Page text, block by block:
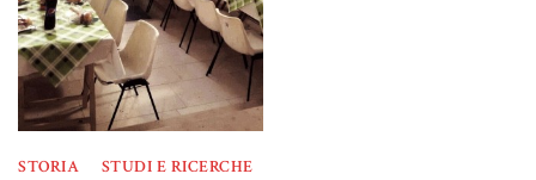
STORIA STUDI E RICERCHE